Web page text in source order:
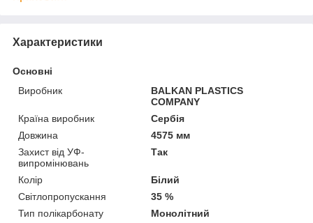
Характеристики
Основні
Виробник
BALKAN PLASTICS
COMPANY
Країна виробник
Сербія
Довжина
4575 мм
Захист від УФ-
випромінювань
Так
Колір
Білий
Світлопропускання
35 %
Тип полікарбонату
Монолітний